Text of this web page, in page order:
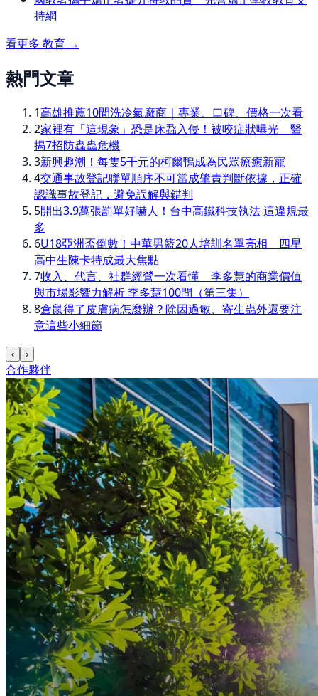
持網
看更多 教育 →
熱門文章
1高雄推薦10間洗冷氣廠商｜專業、口碑、價格一次看
2家裡有「這現象」恐是床蝨入侵！被咬症狀曝光 醫
揭7招防蟲蟲危機
3新興趣潮！每隻5千元的柯爾鴨成為民眾療癒新寵
4交通事故登記聯單順序不可當成肇責判斷依據，正確
認識事故登記，避免誤解與錯判
5開出3.9萬張罰單好嚇人！台中高鐵科技執法 這違規最
多
6U18亞洲盃倒數！中華男籃20人培訓名單亮相 四星
高中生陳卡特成最大焦點
7收入、代言、社群經營一次看懂 李多慧的商業價值
與市場影響力解析 李多慧100問（第三集）
8倉鼠得了皮膚病怎麼辦？除因過敏、寄生蟲外還要注
意這些小細節
‹ ›
合作夥伴